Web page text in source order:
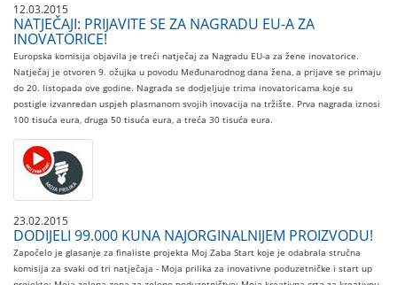
12.03.2015
NATJEČAJI: PRIJAVITE SE ZA NAGRADU EU-A ZA
INOVATORICE!
Europska komisija objavila je treći natječaj za Nagradu EU-a za žene inovatorice.
Natječaj je otvoren 9. ožujka u povodu Međunarodnog dana žena, a prijave se primaju
do 20. listopada ove godine. Nagrada se dodjeljuje trima inovatoricama koje su
postigle izvanredan uspjeh plasmanom svojih inovacija na tržište. Prva nagrada iznosi
100 tisuća eura, druga 50 tisuća eura, a treća 30 tisuća eura.
23.02.2015
DODIJELI 99.000 KUNA NAJORGINALNIJEM PROIZVODU!
Započelo je glasanje za finaliste projekta Moj Zaba Start koje je odabrala stručna
komisija za svaki od tri natječaja - Moja prilika za inovativne poduzetničke i start up